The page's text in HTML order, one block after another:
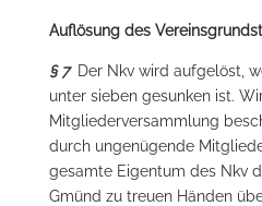
Auflösung des
§ 7Der Nkv wird aufgelöst,
unter sieben gesunken ist.
Mitgliederversammlung
durch ungenügende
gesamte Eigentum des Nkv
Gmünd zu treuen Händen